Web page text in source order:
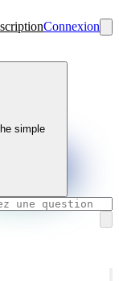
Connexion
simple